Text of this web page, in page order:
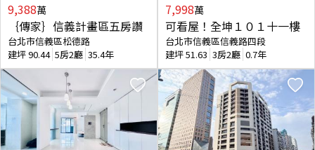
9,388萬
｛傳家｝信義計畫區五房讚
台北市信義區松德路
建坪90.44 5房2廳 35.4年
7,998萬
可看屋！全坤１０１十一樓
台北市信義區信義路四段
建坪51.63 3房2廳 0.7年